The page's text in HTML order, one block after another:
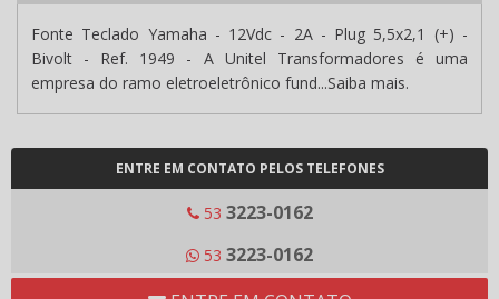
Fonte Teclado Yamaha - 12Vdc - 2A - Plug 5,5x2,1 (+) -
Bivolt - Ref. 1949 - A Unitel Transformadores é uma
empresa do ramo eletroeletrônico fund...Saiba mais.
ENTRE EM CONTATO PELOS TELEFONES
53 3223-0162
53 3223-0162